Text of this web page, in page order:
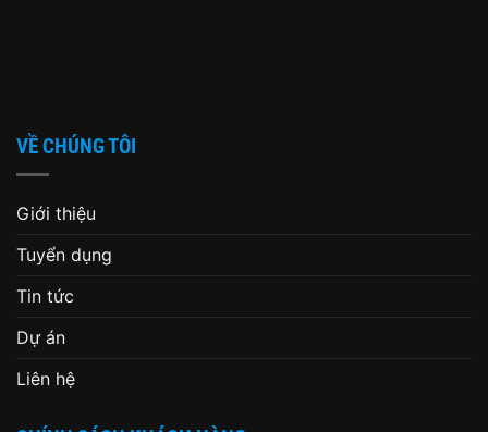
VỀ CHÚNG TÔI
Giới thiệu
Tuyển dụng
Tin tức
Dự án
Liên hệ